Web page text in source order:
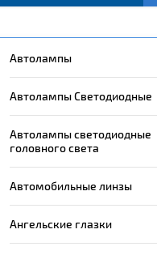
Автолампы
Автолампы Светодиодные
Автолампы светодиодные
головного света
Автомобильные линзы
Ангельские глазки